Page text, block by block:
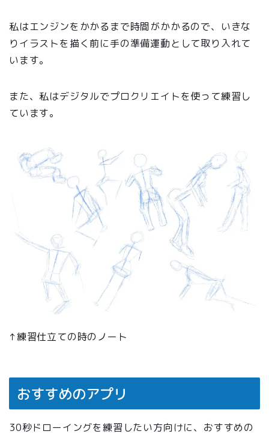
私はエンジンをかかるまで時間がかかるので、いきな
りイラストを描く前に手の準備運動として取り入れて
います。
また、私はデジタルでプロクリエイトを使って練習し
ています。
↑練習仕立ての時のノート
おすすめのアプリ
30秒ドローイングを練習したい方向けに、おすすめの